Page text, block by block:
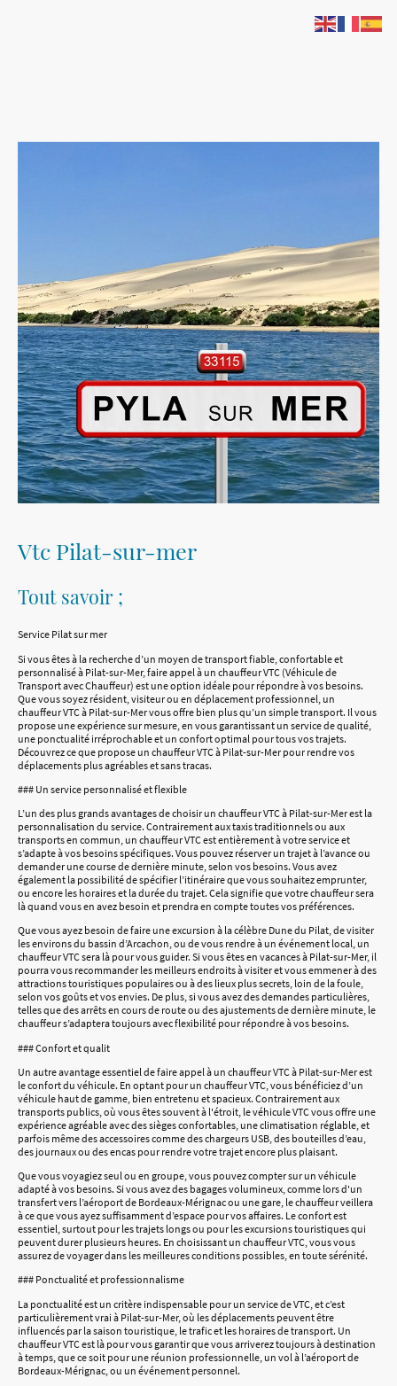
Vtc Pilat-sur-mer
Tout savoir ;
Service Pilat sur mer
Si vous êtes à la recherche d’un moyen de transport fiable, confortable et
personnalisé à Pilat-sur-Mer, faire appel à un chauffeur VTC (Véhicule de
Transport avec Chauffeur) est une option idéale pour répondre à vos besoins.
Que vous soyez résident, visiteur ou en déplacement professionnel, un
chauffeur VTC à Pilat-sur-Mer vous offre bien plus qu’un simple transport. Il vous
propose une expérience sur mesure, en vous garantissant un service de qualité,
une ponctualité irréprochable et un confort optimal pour tous vos trajets.
Découvrez ce que propose un chauffeur VTC à Pilat-sur-Mer pour rendre vos
déplacements plus agréables et sans tracas.
### Un service personnalisé et flexible
L’un des plus grands avantages de choisir un chauffeur VTC à Pilat-sur-Mer est la
personnalisation du service. Contrairement aux taxis traditionnels ou aux
transports en commun, un chauffeur VTC est entièrement à votre service et
s’adapte à vos besoins spécifiques. Vous pouvez réserver un trajet à l’avance ou
demander une course de dernière minute, selon vos besoins. Vous avez
également la possibilité de spécifier l’itinéraire que vous souhaitez emprunter,
ou encore les horaires et la durée du trajet. Cela signifie que votre chauffeur sera
là quand vous en avez besoin et prendra en compte toutes vos préférences.
Que vous ayez besoin de faire une excursion à la célèbre Dune du Pilat, de visiter
les environs du bassin d’Arcachon, ou de vous rendre à un événement local, un
chauffeur VTC sera là pour vous guider. Si vous êtes en vacances à Pilat-sur-Mer, il
pourra vous recommander les meilleurs endroits à visiter et vous emmener à des
attractions touristiques populaires ou à des lieux plus secrets, loin de la foule,
selon vos goûts et vos envies. De plus, si vous avez des demandes particulières,
telles que des arrêts en cours de route ou des ajustements de dernière minute, le
chauffeur s’adaptera toujours avec flexibilité pour répondre à vos besoins.
### Confort et qualit
Un autre avantage essentiel de faire appel à un chauffeur VTC à Pilat-sur-Mer est
le confort du véhicule. En optant pour un chauffeur VTC, vous bénéficiez d’un
véhicule haut de gamme, bien entretenu et spacieux. Contrairement aux
transports publics, où vous êtes souvent à l'étroit, le véhicule VTC vous offre une
expérience agréable avec des sièges confortables, une climatisation réglable, et
parfois même des accessoires comme des chargeurs USB, des bouteilles d’eau,
des journaux ou des encas pour rendre votre trajet encore plus plaisant.
Que vous voyagiez seul ou en groupe, vous pouvez compter sur un véhicule
adapté à vos besoins. Si vous avez des bagages volumineux, comme lors d'un
transfert vers l’aéroport de Bordeaux-Mérignac ou une gare, le chauffeur veillera
à ce que vous ayez suffisamment d’espace pour vos affaires. Le confort est
essentiel, surtout pour les trajets longs ou pour les excursions touristiques qui
peuvent durer plusieurs heures. En choisissant un chauffeur VTC, vous vous
assurez de voyager dans les meilleures conditions possibles, en toute sérénité.
### Ponctualité et professionnalisme
La ponctualité est un critère indispensable pour un service de VTC, et c’est
particulièrement vrai à Pilat-sur-Mer, où les déplacements peuvent être
influencés par la saison touristique, le trafic et les horaires de transport. Un
chauffeur VTC est là pour vous garantir que vous arriverez toujours à destination
à temps, que ce soit pour une réunion professionnelle, un vol à l’aéroport de
Bordeaux-Mérignac, ou un événement personnel.